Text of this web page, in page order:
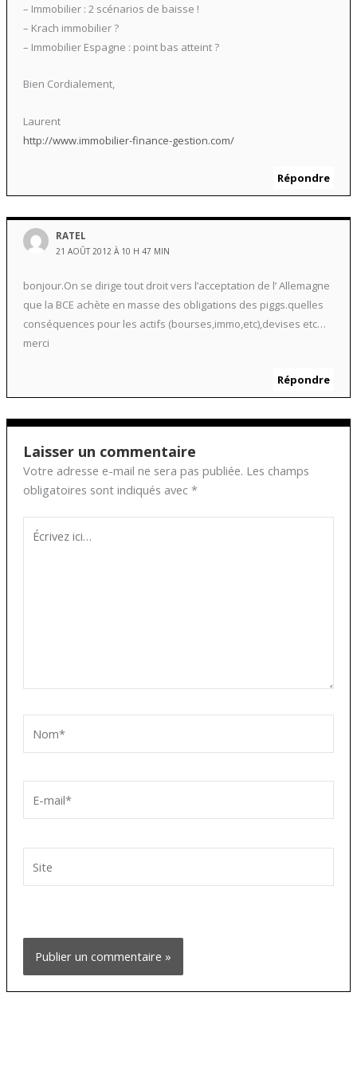
– Immobilier : 2 scénarios de baisse !
– Krach immobilier ?
– Immobilier Espagne : point bas atteint ?
Bien Cordialement,
Laurent
http://www.immobilier-finance-gestion.com/
Répondre
RATEL
21 AOÛT 2012 À 10 H 47 MIN
bonjour.On se dirige tout droit vers l’acceptation de l’ Allemagne
que la BCE achète en masse des obligations des piggs.quelles
conséquences pour les actifs (bourses,immo,etc),devises etc…
merci
Répondre
Laisser un commentaire
Votre adresse e-mail ne sera pas publiée. Les champs
obligatoires sont indiqués avec *
Écrivez
ici…
mail*